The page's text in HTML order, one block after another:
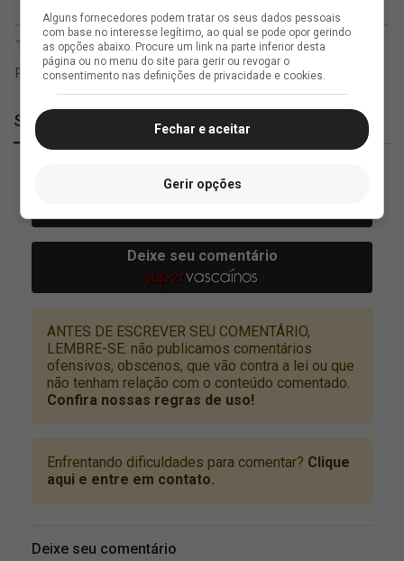
SuperVasco
Alguns fornecedores podem tratar os seus dados pessoais
com base no interesse legítimo, ao qual se pode opor gerindo
as opções abaixo. Procure um link na parte inferior desta
página ou no menu do site para gerir ou revogar o
consentimento nas definições de privacidade e cookies.
Fechar e aceitar
Gerir opções